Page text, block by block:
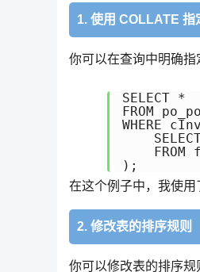
1. 使用 COLLATE 指
你可以在查询中明确指
SELECT *
FROM
WHERE
FROM
在这个例子中，我使用
2. 修改表的排序规则
你可以修改表的排序